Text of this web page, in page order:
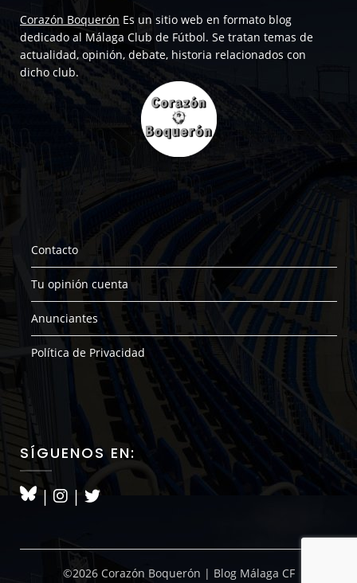
Corazón Boquerón Es un sitio web en formato blog
dedicado al Málaga Club de Fútbol. Se tratan temas de
actualidad, opinión, debate, historia relacionados con
dicho club.
Contacto
Tu opinión cuenta
Anunciantes
Política de Privacidad
SÍGUENOS EN:
| |
©2026 Corazón Boquerón | Blog Málaga CF